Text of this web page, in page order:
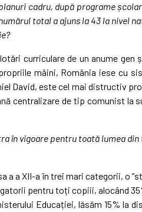
cadru, după programe
total a ajuns la 43 la nivel
curriculare de un anume
mâini, România iese cu
David, este cel mai distructiv
centralizare de tip comunist la
în vigoare pentru toată lumea
a a XII-a în trei mari categorii, o
pentru toți copiii, alocând
Educației, lăsăm 15% la